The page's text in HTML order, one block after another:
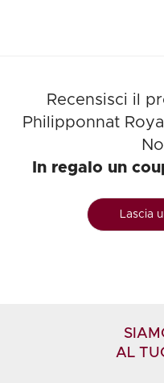
Recensisci il
Philipponnat
In regalo un
Lascia
AL